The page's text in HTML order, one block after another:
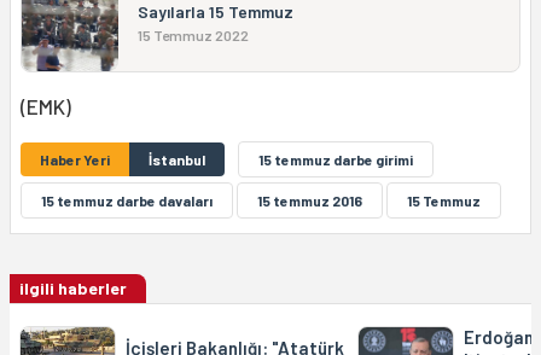
Sayılarla 15 Temmuz
15 Temmuz 2022
(EMK)
Haber Yeri İstanbul 15 temmuz darbe girimi
15 temmuz darbe davaları 15 temmuz 2016 15 Temmuz
ilgili haberler
İçişleri Bakanlığı: "Atatürk
Erdoğan: